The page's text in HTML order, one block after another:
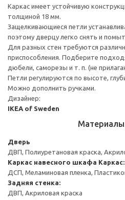
Каркас имеет устойчивую
толщиной 18 мм.
Защелкивающиеся петли
поэтому дверцу легко снять и
Для разных стен требуются
приспособления. Подберите
дюбели, саморезы и т. п. (не
Петли регулируются по высоте,
Можно дополнить ручками.
Дизайнер:
IKEA of Sweden
Материалы
Дверь
ДВП, Полиуретановая краска,
Каркас навесного шкафа Каркас:
ДСП, Меламиновая пленка,
Задняя стенка:
ДВП, Акриловая краска